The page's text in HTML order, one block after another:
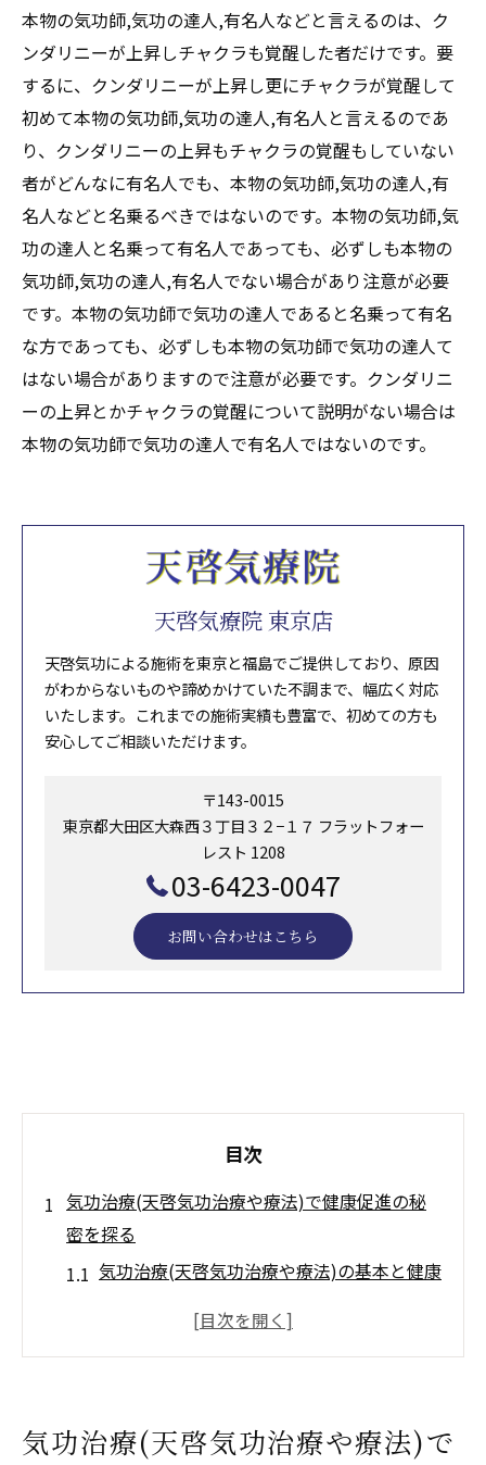
本物の気功師,気功の達人,有名人などと言えるのは、ク
ンダリニーが上昇しチャクラも覚醒した者だけです。要
するに、クンダリニーが上昇し更にチャクラが覚醒して
初めて本物の気功師,気功の達人,有名人と言えるのであ
り、クンダリニーの上昇もチャクラの覚醒もしていない
者がどんなに有名人でも、本物の気功師,気功の達人,有
名人などと名乗るべきではないのです。本物の気功師,気
功の達人と名乗って有名人であっても、必ずしも本物の
気功師,気功の達人,有名人でない場合があり注意が必要
です。本物の気功師で気功の達人であると名乗って有名
な方であっても、必ずしも本物の気功師で気功の達人て
はない場合がありますので注意が必要です。クンダリニ
ーの上昇とかチャクラの覚醒について説明がない場合は
本物の気功師で気功の達人で有名人ではないのです。
天啓気療院 東京店
天啓気功による施術を東京と福島でご提供しており、原因
がわからないものや諦めかけていた不調まで、幅広く対応
いたします。これまでの施術実績も豊富で、初めての方も
安心してご相談いただけます。
〒143-0015
東京都大田区大森西３丁目３２−１７ フラットフォー
レスト 1208
03-6423-0047
お問い合わせはこちら
目次
気功治療(天啓気功治療や療法)で健康促進の秘
密を探る
気功治療(天啓気功治療や療法)の基本と健康
日常生活で取り入れる気功治療法(天啓気功
気功治療(天啓気功治療や療法)が体にもたら
気功治療(天啓気功治療や療法)で